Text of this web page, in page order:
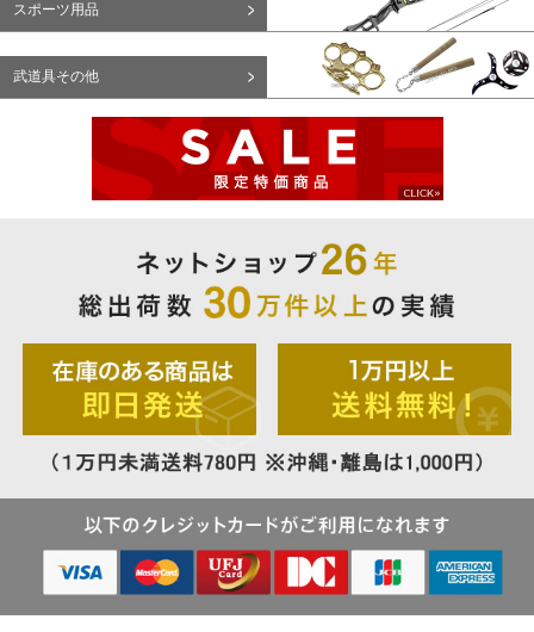
スポーツ用品
武道具その他